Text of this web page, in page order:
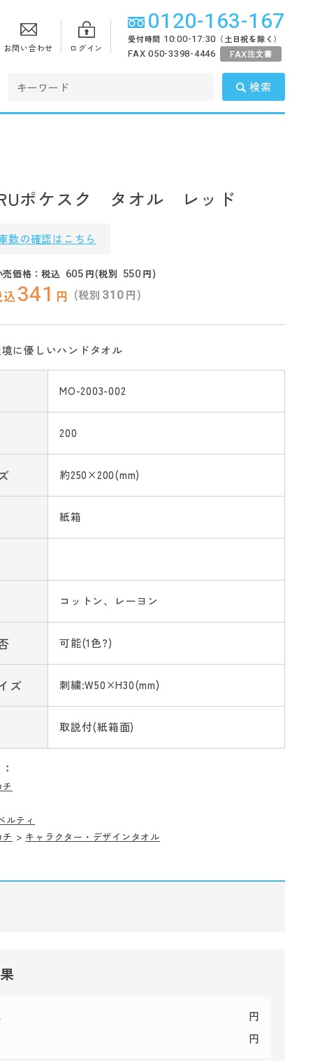
お問い合わせ ログイン
0120-163-167
受付時間 10:00-17:30 （土日祝を除く）
FAX 050-3398-4446 FAX注文書
検索
ポケスク タオル レッド
数の確認はこちら
価格：税込 605 円(税別 550 円)
込341 円 (税別 310円)
に優しいハンドタオル
MO-2003-002
200
約250×200(mm)
紙箱
コットン、レーヨン
可能(1色?)
ズ 刺繍:W50×H30(mm)
取説付(紙箱面)
ルティ
> キャラクター・デザインタオル
円
円